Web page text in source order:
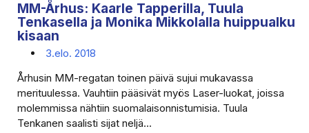
MM-Århus: Kaarle Tapperilla, Tuula
Tenkasella ja Monika Mikkolalla huippualku
kisaan
3.elo. 2018
Århusin MM-regatan toinen päivä sujui mukavassa
merituulessa. Vauhtiin pääsivät myös Laser-luokat, joissa
molemmissa nähtiin suomalaisonnistumisia. Tuula
Tenkanen saalisti sijat neljä...